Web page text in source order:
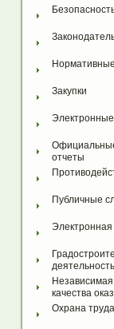
Закупки
отчеты
Публичные
качества
Охрана труда